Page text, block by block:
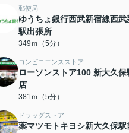
郵便局
ゆうちょ銀行西武新宿線西武
駅出張所
349ｍ（5分）
コンビニエンスストア
ローソンストア100 新大久保
店
381ｍ（5分）
ドラッグストア
薬マツモトキヨシ新大久保駅